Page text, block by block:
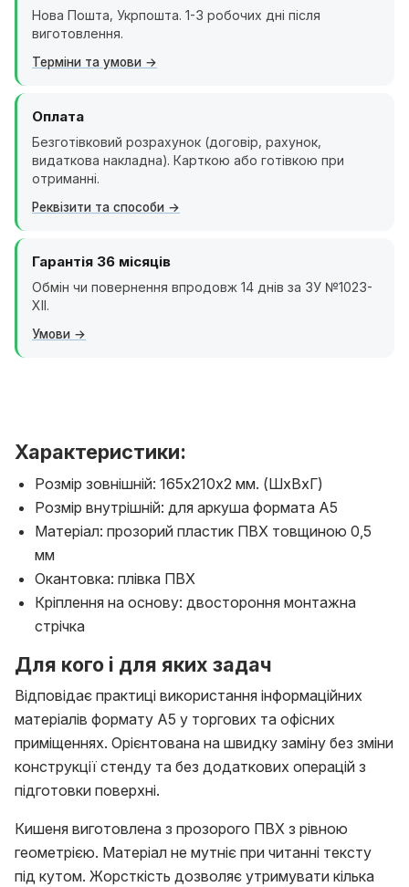
Нова Пошта, Укрпошта. 1-3 робочих дні після
виготовлення.
Терміни та умови
Оплата
Безготівковий розрахунок (договір, рахунок,
видаткова накладна). Карткою або готівкою при
отриманні.
Реквізити та способи
Гарантія 36 місяців
Обмін чи повернення впродовж 14 днів за ЗУ №1023-
XII.
Умови
Характеристики:
Розмір зовнішній: 165х210х2 мм. (ШхВхГ)
Розмір внутрішній: для аркуша формата А5
Матеріал: прозорий пластик ПВХ товщиною 0,5
мм
Окантовка: плівка ПВХ
Кріплення на основу: двостороння монтажна
стрічка
Для кого і для яких задач
Відповідає практиці використання інформаційних
матеріалів формату А5 у торгових та офісних
приміщеннях. Орієнтована на швидку заміну без зміни
конструкції стенду та без додаткових операцій з
підготовки поверхні.
Кишеня виготовлена з прозорого ПВХ з рівною
геометрією. Матеріал не мутніє при читанні тексту
під кутом. Жорсткість дозволяє утримувати кілька